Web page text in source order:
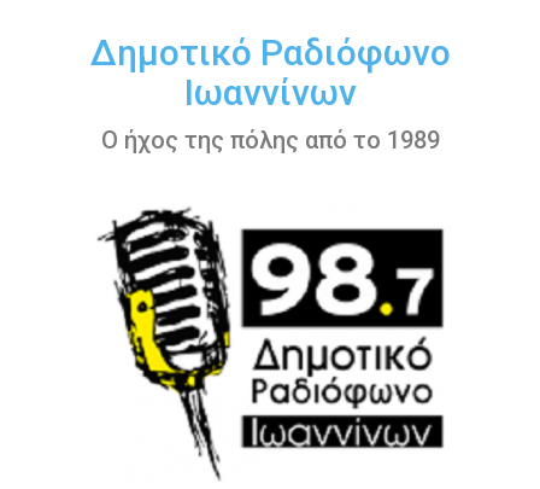
περιεχόμενοΔημοτικό Ραδιόφωνο
Ιωαννίνων
Ο ήχος της πόλης από το 1989